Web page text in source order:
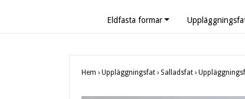
Eldfasta formar
Hem › Uppläggningsfat › Salladsfat ›